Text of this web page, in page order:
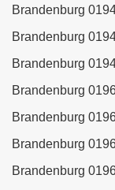
Brandenburg
Brandenburg
Brandenburg
Brandenburg
Brandenburg
Brandenburg
Brandenburg